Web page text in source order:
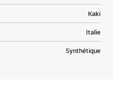
Kaki
Italie
Synthétique